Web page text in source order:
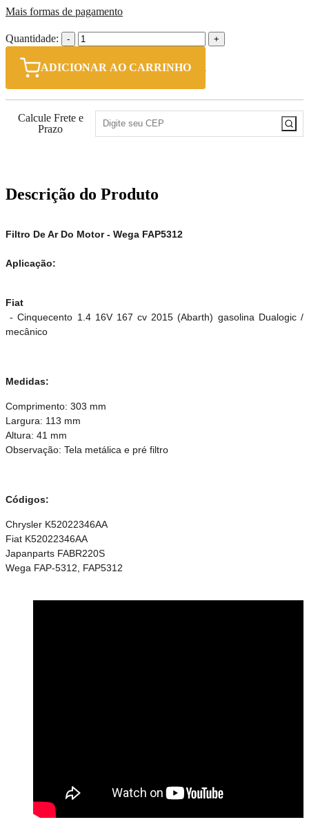
Mais formas de pagamento
Quantidade: - +
ADICIONAR AO CARRINHO
Calcule Frete e
Prazo
Descrição do Produto
Filtro De Ar Do Motor - Wega FAP5312
Aplicação:
Fiat
- Cinquecento 1.4 16V 167 cv 2015 (Abarth) gasolina Dualogic /
mecânico
Medidas:
Comprimento: 303 mm
Largura: 113 mm
Altura: 41 mm
Observação: Tela metálica e pré filtro
Códigos:
Chrysler K52022346AA
Fiat K52022346AA
Japanparts FABR220S
Wega FAP-5312, FAP5312